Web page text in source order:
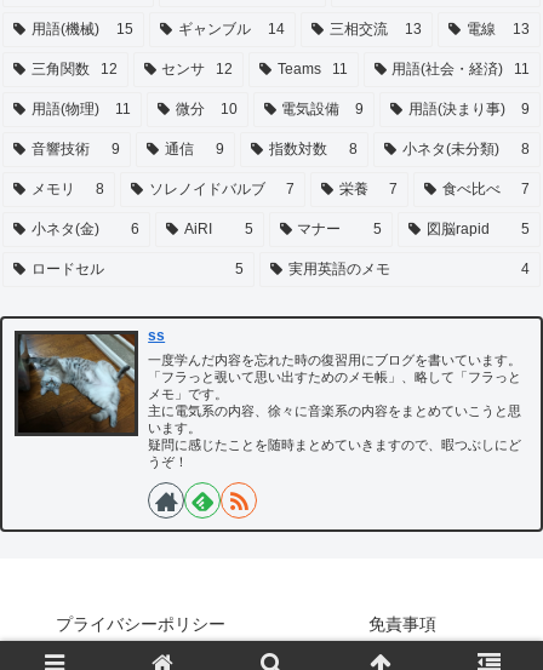
用語(機械) 15 ギャンブル 14 三相交流 13 電線 13
三角関数 12 センサ 12 Teams 11 用語(社会・経済) 11
用語(物理) 11 微分 10 電気設備 9 用語(決まり事) 9
音響技術 9 通信 9 指数対数 8 小ネタ(未分類) 8
メモリ 8 ソレノイドバルブ 7 栄養 7 食べ比べ 7
小ネタ(金) 6 AiRI 5 マナー 5 図脳rapid 5
ロードセル 5 実用英語のメモ 4
ss
一度学んだ内容を忘れた時の復習用にブログを書いています。
「フラっと覗いて思い出すためのメモ帳」、略して「フラっと
メモ」です。
主に電気系の内容、徐々に音楽系の内容をまとめていこうと思
います。
疑問に感じたことを随時まとめていきますので、暇つぶしにど
うぞ！
プライバシーポリシー 免責事項